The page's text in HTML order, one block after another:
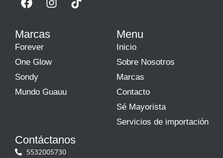
Marcas
Forever
One Glow
Sondy
Mundo Guauu
Menu
Inicio
Sobre Nosotros
Marcas
Contacto
Sé Mayorista
Servicios de importación
Contáctanos
5532005730